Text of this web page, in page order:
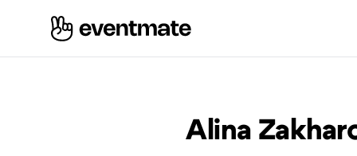
Alina